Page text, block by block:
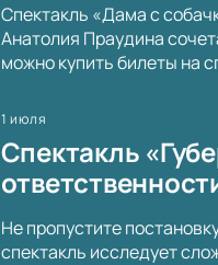
Спектакль «Дама с
Анатолия Праудина
можно купить билеты на
1 июля
Спектакль
Не пропустите
спектакль исследует